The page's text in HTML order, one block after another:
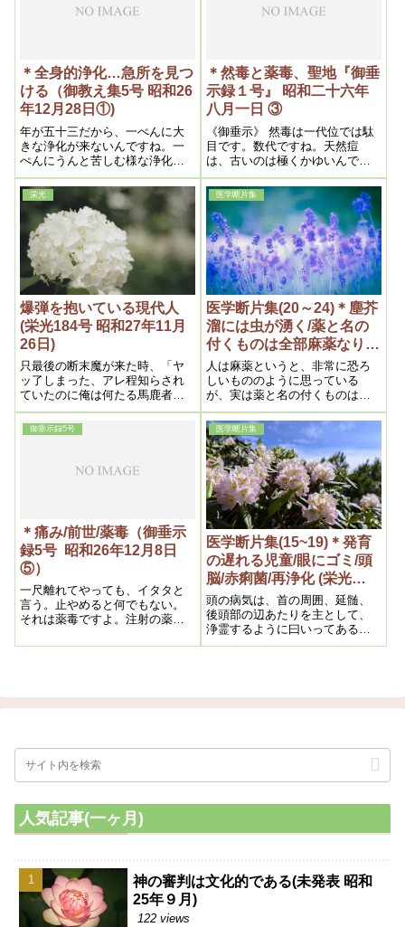
だれなど出しいつも下から下り
覚、一つの、神経が鋭くなると
ないのです。それで弱らせるに
は毒を飲ませるのです。しかし
それを毒と言ったら人間は飲ま
ないから、それを薬に思わせよ
うという神様のトリックです。
薬というものは良いものと思っ
た人間は、神様に瞞(ﾀﾞﾏ)された
わけです。
＊全身的浄化…急所を見つ
ける（御教え集5号 昭和26
年12月28日①)
年が五十三だから、一ぺんに大
きな浄化が来ないんですね。一
ぺんにうんと苦しむ様な浄化だ
と短期間に治るが、それ丈の浄
化力がないから、長くかかるん
ですね。それだけの事ですから
ね。ただ、浄霊する場合に、急
所を見つけるのが一番ですね。
自分で身体を見ると、一番熱が
起こっている処があります。そ
れが、一番の急所ですから、そ
こを浄霊する。自分でやる時
も、力を抜かなければならない
ですよ
＊然毒と薬毒、聖地『御垂
示録１号』 昭和二十六年
八月一日 ③
《御垂示》 然毒は一代位では駄
目です。数代ですね。天然痘
は、古いのは極くかゆいんで
す。 新しいのは、かゆいのと痛
いのです。
栄光
爆弾を抱いている現代人
(栄光184号 昭和27年11月
26日)
只最後の断末魔が来た時、「ヤ
ッ了しまった、アレ程知らされ
ていたのに俺は何たる馬鹿者で
あろう」といって臍ほぞを噛か
んでも追っつかない。故に助か
りたければ今の内だ。ではどう
難しい事はない。つまり一遍に
が、併し余りに簡単すぎるの
で、反って信じ難い点もある
し、それだけ価値もある。だが
霊界の浄化が一日一日強くなる
以上、遂には医療でも固まらな
くなる。だから一刻も早く目を
さまし、本教へ来る事である。
以上を一言にしていえば、現代
医学断片集
医学断片集(20～24)＊塵芥
溜には虫が湧く/薬と名の
付くものは全部麻薬なり/
神経とは/手当(栄光
173,174,176,185,187）
人は麻薬というと、非常に恐ろ
しいもののように思っている
が、実は薬と名の付くものは、
全部麻薬である事の意味をかい
てみるが、之は誰も知る如く初
め麻薬を用いるや、頭脳は明晰
となり、爽快感が起るので、
段々癖になって了しまうので、
之が中毒である。処が実は凡ゆ
る薬も同様であって、只麻薬と
違う処は、麻薬は即座に効き目
があるが、外の薬はそうはゆか
ないで、言はば長持がする只そ
れだけの異いさである
御垂示録5号
＊痛み/前世/薬毒（御垂示
録5号 昭和26年12月8日
⑤）
一尺離れてやっても、イタタと
言う。止やめると何でもない。
それは薬毒ですよ。注射の薬の
いですよ。皮膚の直ぐ――皮下
んです。
医学断片集
医学断片集(15~19)＊発育
の遅れる児童/眼にゴミ/頭
脳/赤痢菌/再浄化 (栄光
165~169号 昭和27年）
頭の病気は、首の周囲、延髄、
後頭部の辺あたりを主として、
浄霊するように曰いってある
が、近頃は前頭部から額、顳顬
その場合右の辺に掌を当ててみ
ら、先ず頭はいいと見て間違い
人気記事(一ヶ月)
神の審判は文化的である(未発表 昭和
25年９月)
122 views